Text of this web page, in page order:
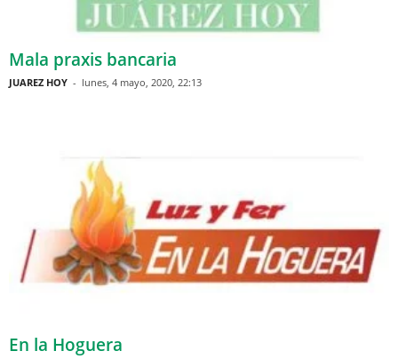
Mala praxis bancaria
JUAREZ HOY - lunes, 4 mayo, 2020, 22:13
En la Hoguera